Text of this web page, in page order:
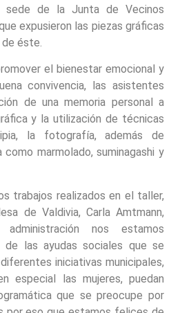
sede de la Junta de Vecinos
expusieron las piezas gráficas
éste.
el bienestar emocional y
convivencia, las asistentes
de una memoria personal a
y la utilización de técnicas
la fotografía, además de
marmolado, suminagashi y
trabajos realizados en el taller,
de Valdivia, Carla Amtmann,
nos estamos
de las ayudas sociales que se
iniciativas municipales,
especial las mujeres, puedan
que se preocupe por